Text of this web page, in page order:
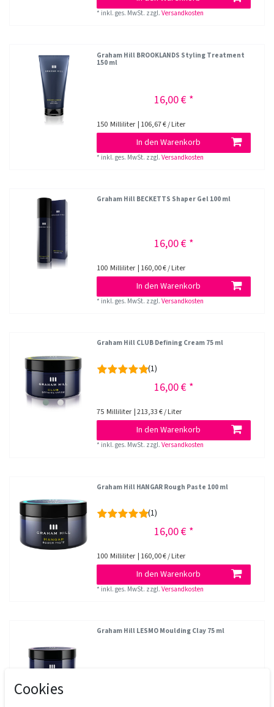
* inkl. ges. MwSt. zzgl.Versandkosten
Graham Hill BROOKLANDS Styling Treatment
150 ml
16,00 € *
150 Milliliter | 106,67 € / Liter
In den Warenkorb
* inkl. ges. MwSt. zzgl.Versandkosten
Graham Hill BECKETTS Shaper Gel 100 ml
16,00 € *
100 Milliliter | 160,00 € / Liter
In den Warenkorb
* inkl. ges. MwSt. zzgl.Versandkosten
Graham Hill CLUB Defining Cream 75 ml
(1)
16,00 € *
75 Milliliter | 213,33 € / Liter
In den Warenkorb
* inkl. ges. MwSt. zzgl.Versandkosten
Graham Hill HANGAR Rough Paste 100 ml
(1)
16,00 € *
100 Milliliter | 160,00 € / Liter
In den Warenkorb
* inkl. ges. MwSt. zzgl.Versandkosten
Graham Hill LESMO Moulding Clay 75 ml
Cookies